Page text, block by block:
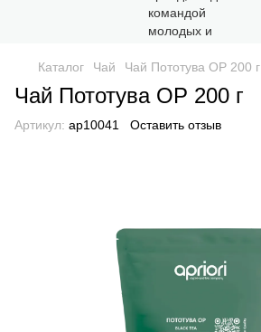
Каталог Чай Чай Пототува OP 200 г
Чай Пототува OP 200 г
Артикул: ap10041 Оставить отзыв